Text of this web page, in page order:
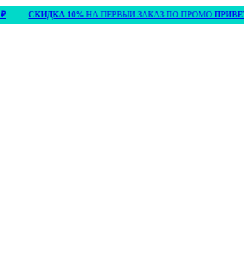
СКИДКА 10%НА ПЕРВЫЙ ЗАКАЗ ПО ПРОМОПРИВЕТ